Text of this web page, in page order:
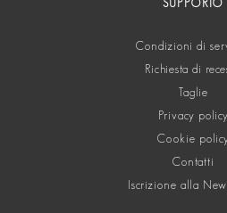
SUPPORTO
Condizioni di
Richiesta di
Taglie
Privacy policy
Cookie
Contatti
Iscrizione alla